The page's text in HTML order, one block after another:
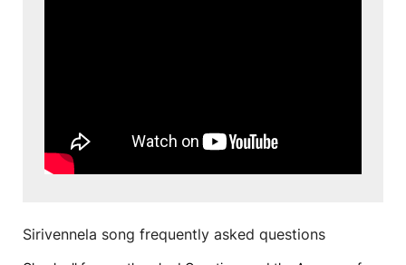
Sirivennela song frequently asked questions